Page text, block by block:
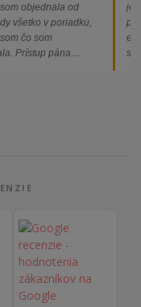
objednala od
všetko v poriadku,
čo som
Prístup pána
Vrele odporúčam!“